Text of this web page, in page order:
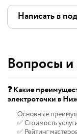
Написать в
Вопросы и
❓ Какие
электроточки в
Основные
✅ Стоимость
✅ Рейтинг